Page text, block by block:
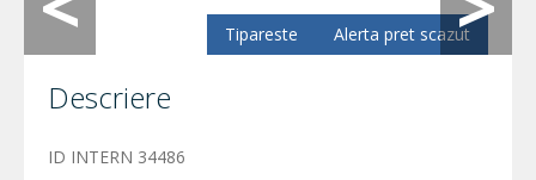
Alerta pret scazut
Tipareste
Descriere
ID INTERN 34486